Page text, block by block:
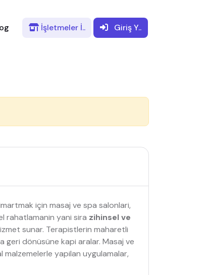
İşletmeler İ.. GirişY..
için masaj ve spa salonlari,
rahatlamanin yani sira zihinsel ve
sunar. Terapistlerin maharetli
geri dönüsüne kapi aralar. Masaj ve
yapilan uygulamalar,